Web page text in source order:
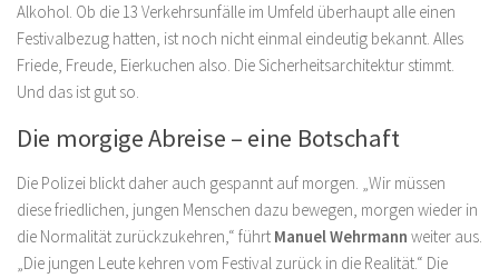
Alkohol. Ob die 13 Verkehrsunfälle im Umfeld überhaupt alle einen
Festivalbezug hatten, ist noch nicht einmal eindeutig bekannt. Alles
Friede, Freude, Eierkuchen also. Die Sicherheitsarchitektur stimmt.
Und das ist gut so.
Die morgige Abreise – eine Botschaft
Die Polizei blickt daher auch gespannt auf morgen. „Wir müssen
diese friedlichen, jungen Menschen dazu bewegen, morgen wieder in
die Normalität zurückzukehren,“ führt Manuel Wehrmann weiter aus.
„Die jungen Leute kehren vom Festival zurück in die Realität.“ Die